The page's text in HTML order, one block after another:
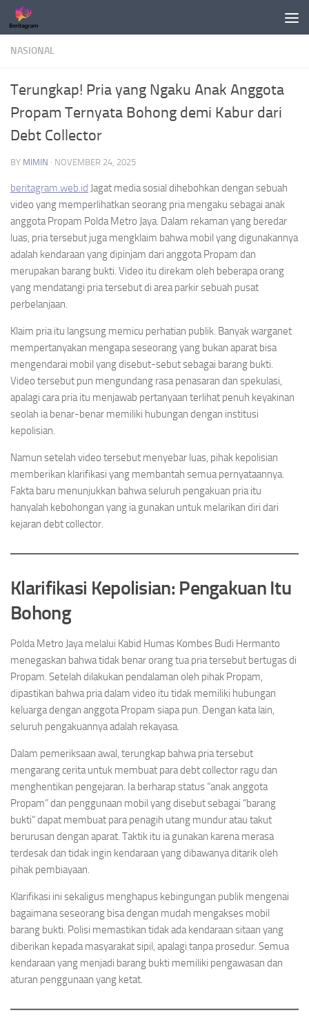
Skip to content
NASIONAL
Terungkap! Pria yang Ngaku Anak Anggota
Propam Ternyata Bohong demi Kabur dari
Debt Collector
BY MIMIN · NOVEMBER 24, 2025
beritagram.web.id Jagat media sosial dihebohkan dengan sebuah
video yang memperlihatkan seorang pria mengaku sebagai anak
anggota Propam Polda Metro Jaya. Dalam rekaman yang beredar
luas, pria tersebut juga mengklaim bahwa mobil yang digunakannya
adalah kendaraan yang dipinjam dari anggota Propam dan
merupakan barang bukti. Video itu direkam oleh beberapa orang
yang mendatangi pria tersebut di area parkir sebuah pusat
perbelanjaan.
Klaim pria itu langsung memicu perhatian publik. Banyak warganet
mempertanyakan mengapa seseorang yang bukan aparat bisa
mengendarai mobil yang disebut-sebut sebagai barang bukti.
Video tersebut pun mengundang rasa penasaran dan spekulasi,
apalagi cara pria itu menjawab pertanyaan terlihat penuh keyakinan
seolah ia benar-benar memiliki hubungan dengan institusi
kepolisian.
Namun setelah video tersebut menyebar luas, pihak kepolisian
memberikan klarifikasi yang membantah semua pernyataannya.
Fakta baru menunjukkan bahwa seluruh pengakuan pria itu
hanyalah kebohongan yang ia gunakan untuk melarikan diri dari
kejaran debt collector.
Klarifikasi Kepolisian: Pengakuan Itu
Bohong
Polda Metro Jaya melalui Kabid Humas Kombes Budi Hermanto
menegaskan bahwa tidak benar orang tua pria tersebut bertugas di
Propam. Setelah dilakukan pendalaman oleh pihak Propam,
dipastikan bahwa pria dalam video itu tidak memiliki hubungan
keluarga dengan anggota Propam siapa pun. Dengan kata lain,
seluruh pengakuannya adalah rekayasa.
Dalam pemeriksaan awal, terungkap bahwa pria tersebut
mengarang cerita untuk membuat para debt collector ragu dan
menghentikan pengejaran. Ia berharap status “anak anggota
Propam” dan penggunaan mobil yang disebut sebagai “barang
bukti” dapat membuat para penagih utang mundur atau takut
berurusan dengan aparat. Taktik itu ia gunakan karena merasa
terdesak dan tidak ingin kendaraan yang dibawanya ditarik oleh
pihak pembiayaan.
Klarifikasi ini sekaligus menghapus kebingungan publik mengenai
bagaimana seseorang bisa dengan mudah mengakses mobil
barang bukti. Polisi memastikan tidak ada kendaraan sitaan yang
diberikan kepada masyarakat sipil, apalagi tanpa prosedur. Semua
kendaraan yang menjadi barang bukti memiliki pengawasan dan
aturan penggunaan yang ketat.